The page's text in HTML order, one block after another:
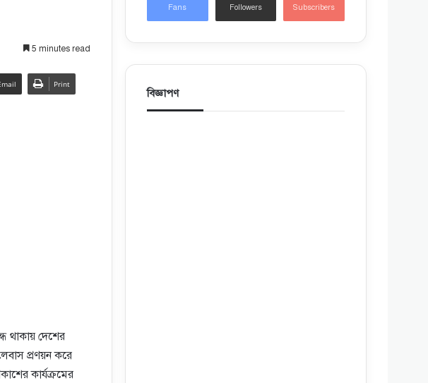
5 minutes read
Print
থাকায় দেশের
প্রণয়ন করে
কার্যক্রমের
Fans Followers Subscribers
বিজ্ঞাপণ